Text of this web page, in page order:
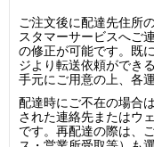
ご注文後に配達先住所
スタマーサービスへご
の修正が可能です。既
ジより転送依頼ができ
手元にご用意の上、各
配達時にご不在の場合
された連絡先またはウ
です。再配達の際は、